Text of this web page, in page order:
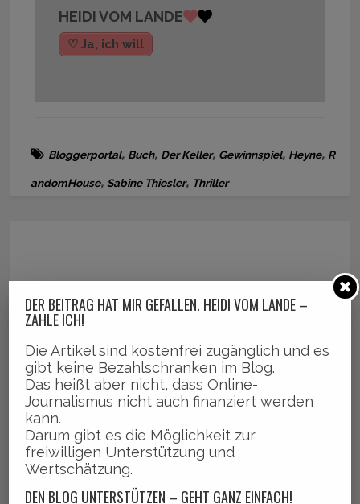
HEIDI VOM LANDE
♡ Ja, ich will
Bloggerportal, Buch, Der Keller, Gewinnspiel, Heyne, R
andomHouse, Sabine Thiesler, Thriller
DER BEITRAG HAT MIR GEFALLEN. HEIDI VOM LANDE –
ZAHLE ICH!
Die Artikel sind kostenfrei zugänglich und es
gibt keine Bezahlschranken im Blog.
Das heißt aber nicht, dass Online-
Journalismus nicht auch finanziert werden
kann.
Darum gibt es die Möglichkeit zur
freiwilligen Unterstützung und
Wertschätzung.
DEN BLOG UNTERSTÜTZEN – GEHT GANZ EINFACH!